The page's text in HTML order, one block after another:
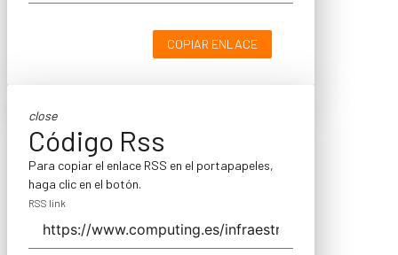
COPIAR ENLACE
close
Código Rss
Para copiar el enlace RSS en el portapapeles,
haga clic en el botón.
RSS link